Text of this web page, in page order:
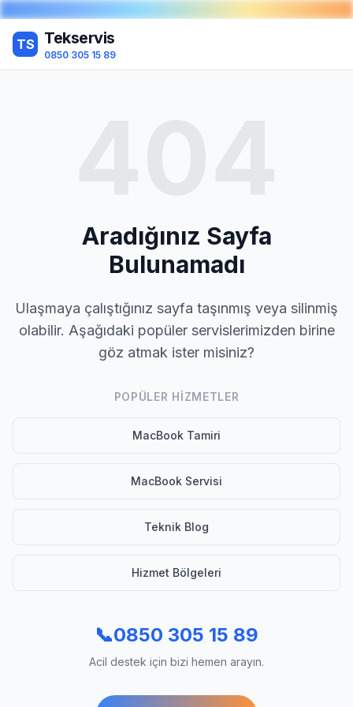
TS Tekservis
0850 305 15 89
Aradığınız Sayfa
Bulunamadı
Ulaşmaya çalıştığınız sayfa taşınmış veya silinmiş
olabilir. Aşağıdaki popüler servislerimizden birine
göz atmak ister misiniz?
POPÜLER HIZMETLER
MacBook Tamiri
MacBook Servisi
Teknik Blog
Hizmet Bölgeleri
📞0850 305 15 89
Acil destek için bizi hemen arayın.